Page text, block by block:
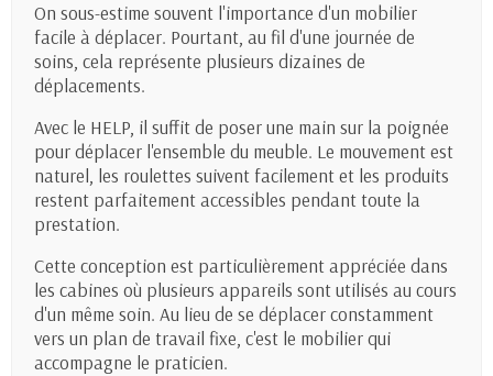
On sous-estime souvent l'importance d'un mobilier
facile à déplacer. Pourtant, au fil d'une journée de
soins, cela représente plusieurs dizaines de
déplacements.
Avec le HELP, il suffit de poser une main sur la poignée
pour déplacer l'ensemble du meuble. Le mouvement est
naturel, les roulettes suivent facilement et les produits
restent parfaitement accessibles pendant toute la
prestation.
Cette conception est particulièrement appréciée dans
les cabines où plusieurs appareils sont utilisés au cours
d'un même soin. Au lieu de se déplacer constamment
vers un plan de travail fixe, c'est le mobilier qui
accompagne le praticien.